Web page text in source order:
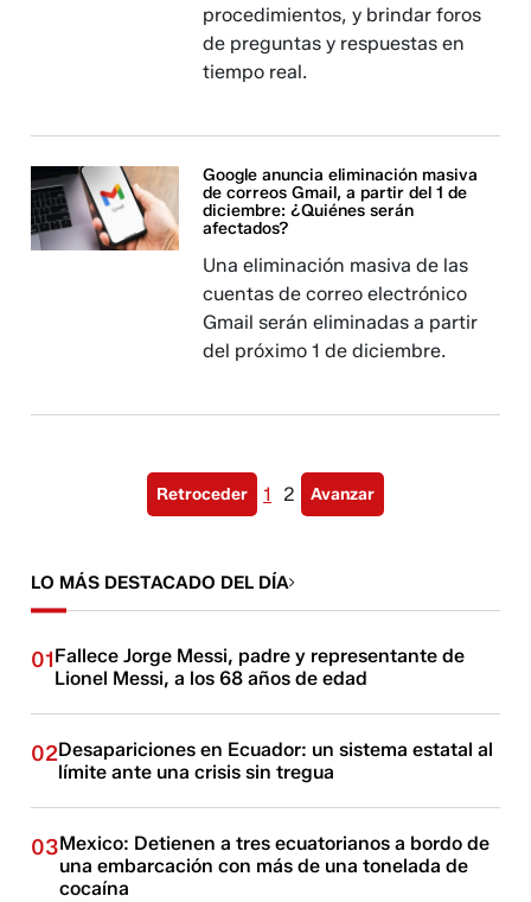
procedimientos, y brindar foros
de preguntas y respuestas en
tiempo real.
Google anuncia eliminación masiva
de correos Gmail, a partir del 1 de
diciembre: ¿Quiénes serán
afectados?
Una eliminación masiva de las
cuentas de correo electrónico
Gmail serán eliminadas a partir
del próximo 1 de diciembre.
Retroceder 1 2 Avanzar
LO MÁS DESTACADO DEL DÍA
01Fallece Jorge Messi, padre y representante de
Lionel Messi, a los 68 años de edad
02Desapariciones en Ecuador: un sistema estatal al
límite ante una crisis sin tregua
03Mexico: Detienen a tres ecuatorianos a bordo de
una embarcación con más de una tonelada de
cocaína